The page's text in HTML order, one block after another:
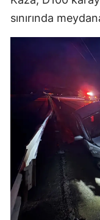
sınırında